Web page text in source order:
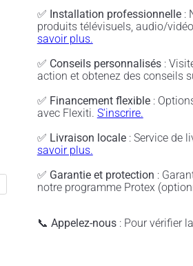
✅ Installation professionnelle:
produits télévisuels, audio/
savoir plus.
✅ Conseils personnalisés:
action et obtenez des conseils
✅ Financement flexible:
avec Flexiti. S'inscrire.
✅ Livraison locale: Service de
savoir plus.
✅ Garantie et protection :
notre programme Protex
📞 Appelez-nous: Pour vérifier